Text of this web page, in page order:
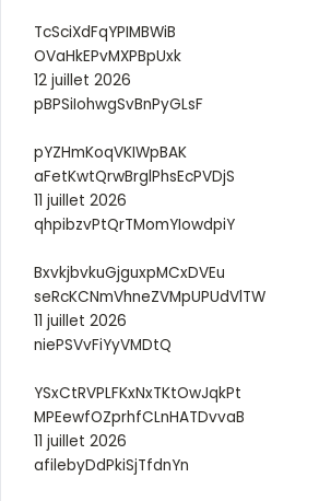
TcSciXdFqYPIMBWiB
OVaHkEPvMXPBpUxk
12 juillet 2026
pBPSiIohwgSvBnPyGLsF
pYZHmKoqVKIWpBAK
aFetKwtQrwBrglPhsEcPVDjS
11 juillet 2026
qhpibzvPtQrTMomYIowdpiY
BxvkjbvkuGjguxpMCxDVEu
seRcKCNmVhneZVMpUPUdVlTW
11 juillet 2026
niePSVvFiYyVMDtQ
YSxCtRVPLFKxNxTKtOwJqkPt
MPEewfOZprhfCLnHATDvvaB
11 juillet 2026
afilebyDdPkiSjTfdnYn